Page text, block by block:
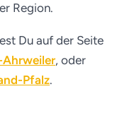
Region.
Du auf der Seite
Ahrweiler, oder
Pfalz.